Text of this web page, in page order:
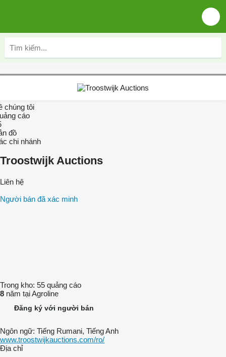
chúng tôi
cáo
đồ
chi nhánh
Troostwijk Auctions
Liên hệ
Người bán đã xác minh
Trong kho: 55 quảng cáo
8 năm tại Agroline
Đăng ký với người bán
Ngôn ngữ: Tiếng Rumani, Tiếng Anh
www.troostwijkauctions.com/ro/
Địa chỉ